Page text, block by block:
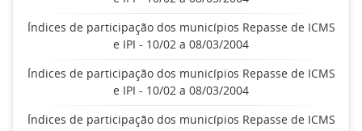
Índices de participação dos municípios Repasse de ICMS
e IPI - 10/02 a 08/03/2004
Índices de participação dos municípios Repasse de ICMS
e IPI - 10/02 a 08/03/2004
Índices de participação dos municípios Repasse de ICMS